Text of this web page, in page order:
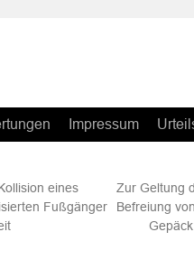
Impressum
eines
Fußgänger
Zur Geltung
Befreiung